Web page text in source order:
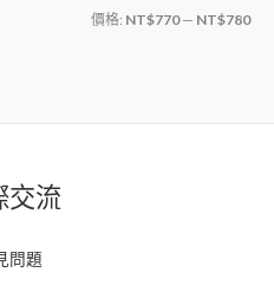
價格: NT$770— NT$780
交流
問題